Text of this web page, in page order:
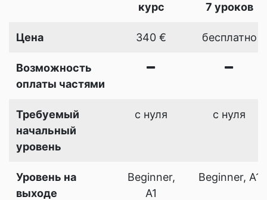
курс
7 уроков
Цена 340 € бесплатно
Возможность
оплаты частями
Требуемый
начальный
уровень
с нуля с нуля
Уровень на
выходе
Beginner,
A1
Beginner, A1